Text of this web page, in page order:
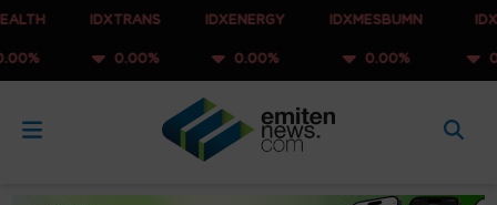
IDXTRANS
0.00%
IDXENERGY
0.00%
IDXMESBUMN
0.00%
IDXQ30
0.00%